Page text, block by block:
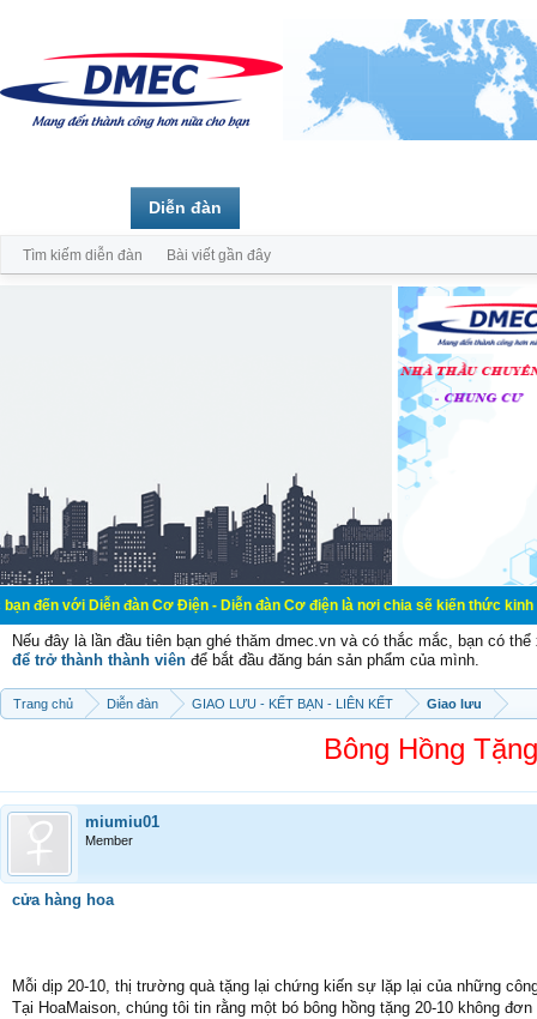
Diễn đàn Cơ Điện - Diễn đàn Cơ điện là nơi chia sẽ kiến thức kinh nghiệm
Nếu đây là lần đầu tiên bạn ghé thăm dmec.vn và có thắc mắc, bạn có
để trở thành thành viên để bắt đầu đăng bán sản phẩm của mình.
Trang chủ Diễn đàn GIAO LƯU - KẾT BẠN - LIÊN KẾT Giao lưu
Bông Hồng
miumiu01
Member
cửa hàng hoa
Mỗi dịp 20-10, thị trường quà tặng lại chứng kiến sự lặp lại của những
Tại HoaMaison, chúng tôi tin rằng một bó bông hồng tặng 20-10 không
Diễn đàn
Tìm kiếm diễn đàn Bài viết gần đây